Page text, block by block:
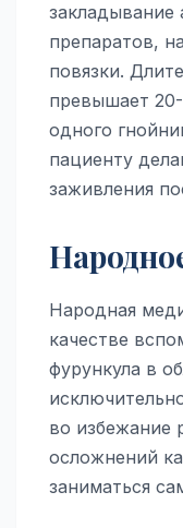
закладывание
препаратов,
повязки.
превышает
одного
пациенту
заживления
Народная
качестве
фурункула в
во избежание
осложнений
заниматься